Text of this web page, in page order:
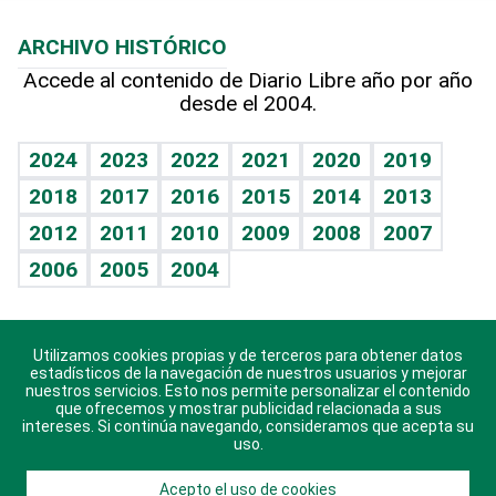
Hablando con el pediatra
Vida y familia
Eñe
Celebrando la vida
Sin complejos
En pocas palabras
Escuchando al corazón
Economía Personal
TBT Deportivo
Más firmas
Hecho en casa
Guía del dinero
Cumpleaños
Horóscopos
Crucigramas
ARCHIVO HISTÓRICO
Accede al contenido de Diario Libre año por año
desde el 2004.
2024 2023 2022 2021 2020
2019
2018
2017 2016 2015 2014
2013
2012
2011 2010 2009 2008
2007
2006
2005 2004
Descarga nuestras aplicaciones para Android, iOS y
sistema Huawei.
Utilizamos cookies propias y de terceros para obtener datos
estadísticos de la navegación de nuestros usuarios y mejorar
nuestros servicios. Esto nos permite personalizar el contenido
que ofrecemos y mostrar publicidad relacionada a sus
intereses. Si continúa navegando, consideramos que acepta su
uso.
Acepto el uso de cookies